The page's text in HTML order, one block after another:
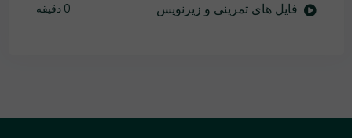
فایل های تمرینی و زیرنویس 0 دقیقه